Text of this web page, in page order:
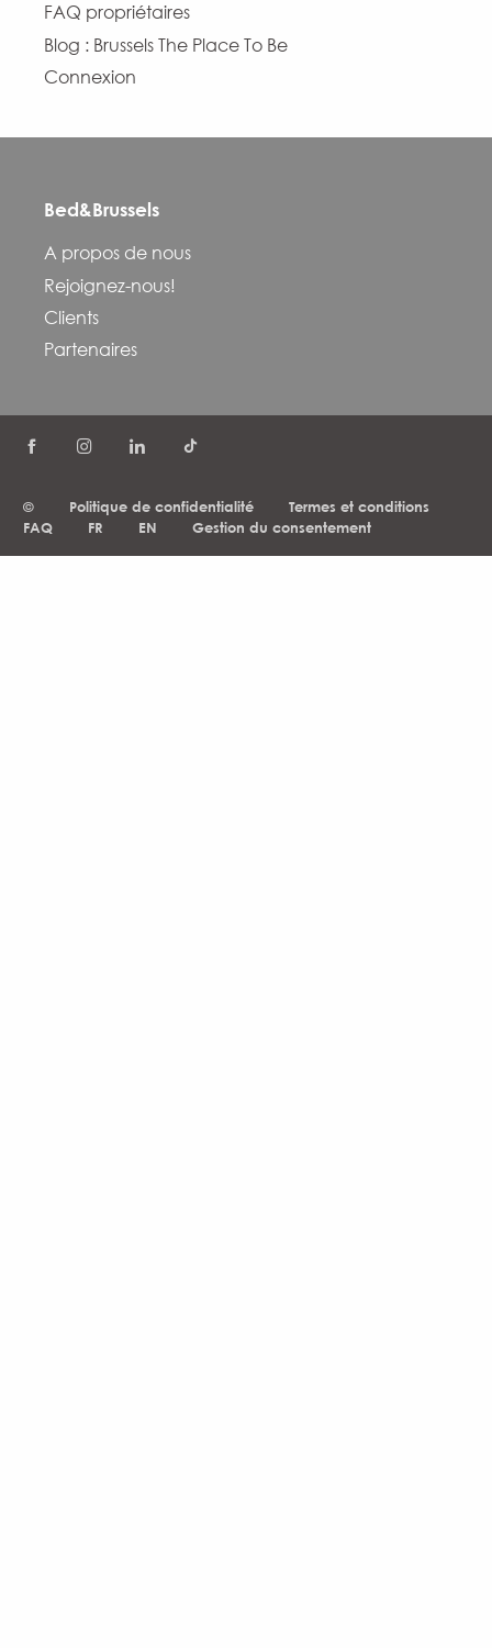
FAQ propriétaires
Blog : Brussels The Place To Be
Connexion
Bed&Brussels
A propos de nous
Rejoignez-nous!
Clients
Partenaires
© Politique de confidentialité
Termes et conditions
FAQ
FR EN Gestion du consentement